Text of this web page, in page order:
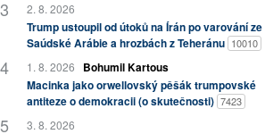
2. 8. 2026
Trump ustoupil od útoků na Írán po varování ze
Saúdské Arábie a hrozbách z Teheránu 10010
1. 8. 2026
Bohumil Kartous
Macinka jako orwellovský pěšák trumpovské
antiteze o demokracii (o skutečnosti) 7423
3. 8. 2026